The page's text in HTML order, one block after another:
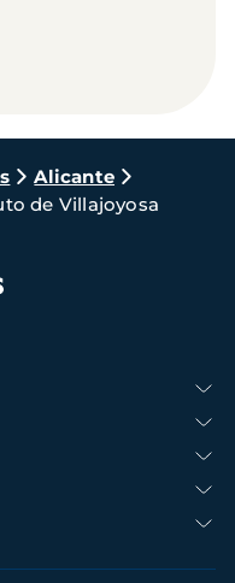
Alicante
de Villajoyosa